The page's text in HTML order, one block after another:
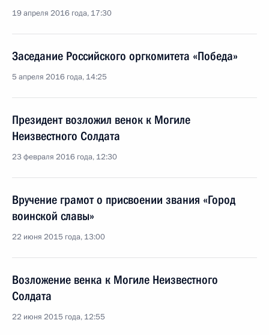
19 апреля 2016 года, 17:30
Заседание Российского оргкомитета «Победа»
5 апреля 2016 года, 14:25
Президент возложил венок к Могиле
Неизвестного Солдата
23 февраля 2016 года, 12:30
Вручение грамот о присвоении звания «Город
воинской славы»
22 июня 2015 года, 13:00
Возложение венка к Могиле Неизвестного
Солдата
22 июня 2015 года, 12:55